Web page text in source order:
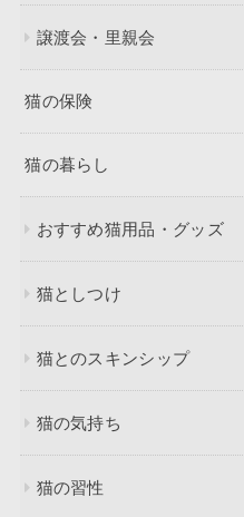
譲渡会・里親会
猫の保険
猫の暮らし
おすすめ猫用品・グッズ
猫としつけ
猫とのスキンシップ
猫の気持ち
猫の習性